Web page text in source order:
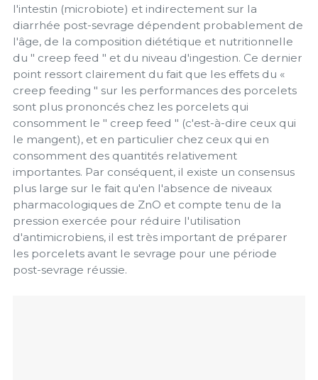
l'intestin (microbiote) et indirectement sur la
diarrhée post-sevrage dépendent probablement de
l'âge, de la composition diététique et nutritionnelle
du " creep feed " et du niveau d'ingestion. Ce dernier
point ressort clairement du fait que les effets du «
creep feeding " sur les performances des porcelets
sont plus prononcés chez les porcelets qui
consomment le " creep feed " (c'est-à-dire ceux qui
le mangent), et en particulier chez ceux qui en
consomment des quantités relativement
importantes. Par conséquent, il existe un consensus
plus large sur le fait qu'en l'absence de niveaux
pharmacologiques de ZnO et compte tenu de la
pression exercée pour réduire l'utilisation
d'antimicrobiens, il est très important de préparer
les porcelets avant le sevrage pour une période
post-sevrage réussie.